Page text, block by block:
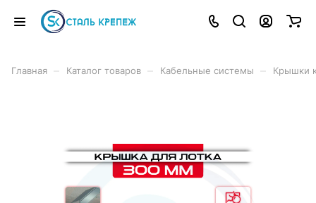
Главная Каталог товаров Кабельные системы Крышки